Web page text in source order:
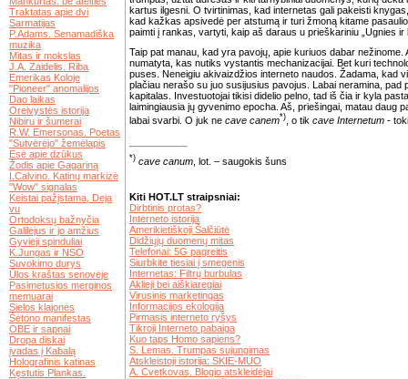
Traktatas apie dvi
Sarmatijas
P.Adams. Senamadiška
muzika
Mitas ir mokslas
J.A. Zaidelis. Riba
Emerikas Koloje
"Pioneer" anomalijos
Dao laikas
Oreivystės istorija
Nibiru ir šumerai
R.W. Emersonas. Poetas
"Sutvėrėjo" žemėlapis
Esė apie dzūkus
Žodis apie Gagariną
I.Calvino. Katinų markizė
"Wow" signalas
Keistai pažįstama, Deja
vu
Ortodoksų bažnyčia
Galilėjus ir jo amžius
Gyvieji spinduliai
K.Jungas ir NSO
Suvokimo durys
Ūlos kraštas senovėje
Pasimetusios merginos
memuarai
Sielos klajonės
Šėtono manifestas
OBE ir sapnai
Dropa diskai
įvadas į Kabalą
Holografinis katinas
Kęstutis Plankas.
kartus ilgesni. O tvirtinimas, kad internetas gali pakeisti
kad kažkas apsivedė per atstumą ir turi žmoną kitame
paimti į rankas, vartyti, kaip aš daraus u prieškariniu „Ugnies ir
Taip pat manau, kad yra pavojų, apie kuriuos dabar
numatyta, kas nutiks vystantis mechanizacijai. Bet kuri
puses. Neneigiu akivaizdžios interneto naudos. Žadama, kad
plačiau nerašo su juo susijusius pavojus. Labai neramina, pad
kapitalas. Investuotojai tikisi didelio pelno, tad iš čia ir kyla
laimingiausia jų gyvenimo epocha. Aš, priešingai, matau daug
labai svarbi. O juk ne cave canem*) , o tik cave Internetum -
*) cave canum , lot. – saugokis šuns
Kiti HOT.LT straipsniai:
Dirbtinis protas?
Interneto istorija
Amerikietiškoji Šalčiūtė
Didžiųjų duomenų mitas
Telefonai: 5G pagreitis
Siurbkite tiesiai į smegenis
Internetas: Filtrų burbulas
Aklieji bei aiškiaregiai
Virusinis marketingas
Informacijos ekologija
Pirmasis interneto ryšys
Tikroji Interneto pabaiga
Kuo taps Homo sapiens?
S. Lemas. Trumpas sujungimas
Atskleistoji istorija: SKIE-MUO
A. Cvetkovas. Blogio atskleidėjai